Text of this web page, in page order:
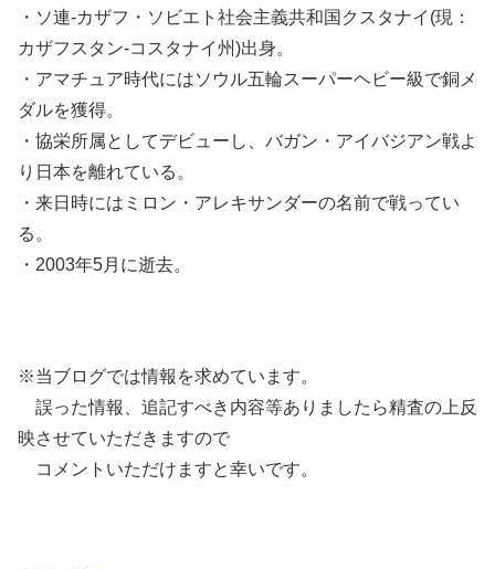
・ソ連-カザフ・ソビエト社会主義共和国クスタナイ(現：
カザフスタン-コスタナイ州)出身。
・アマチュア時代にはソウル五輪スーパーヘビー級で銅メ
ダルを獲得。
・協栄所属としてデビューし、バガン・アイバジアン戦よ
り日本を離れている。
・来日時にはミロン・アレキサンダーの名前で戦ってい
る。
・2003年5月に逝去。
※当ブログでは情報を求めています。
誤った情報、追記すべき内容等ありましたら精査の上反
映させていただきますので
コメントいただけますと幸いです。